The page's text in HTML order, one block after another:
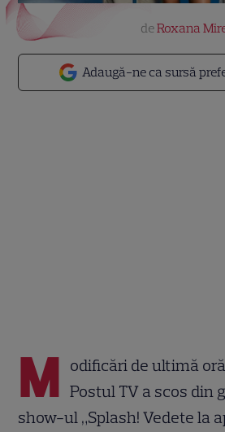
Adaugă-ne ca sursă
deRoxana
M odificări de ultimă
Postul TV a scos din
show-ul „Splash! Vedete la